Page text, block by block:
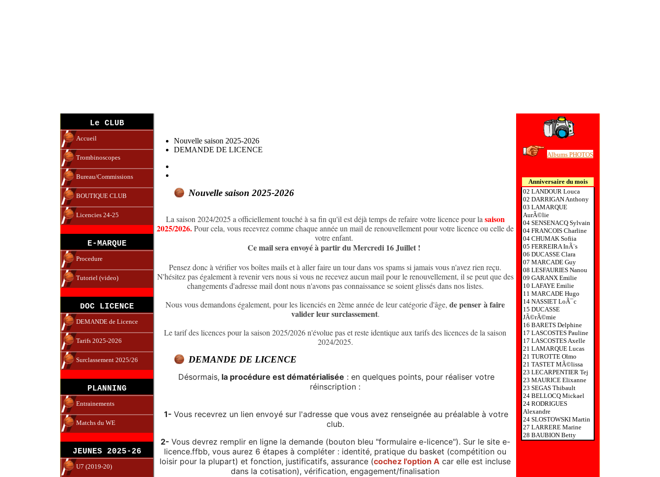
Le CLUB
Accueil
Trombinoscopes
Bureau/Commissions
BOUTIQUE CLUB
Licencies 24-25
E-MARQUE
Procedure
Tutoriel (video)
DOC LICENCE
DEMANDE de Licence
Tarifs 2025-2026
Surclassement 2025/26
PLANNING
Entrainements
Matchs du WE
JEUNES 2025-26
U7 (2019-20)
Nouvelle saison 2025-2026
DEMANDE DE LICENCE
Nouvelle saison 2025-2026
La saison 2024/2025 a officiellement touché à sa fin qu'il est déjà temps de refaire votre licence pour lasaison
2025/2026.Pour cela, vous recevrez comme chaque année un mail de renouvellement pour votre licence ou celle de
votre enfant.
Ce mail sera envoyé à partir du Mercredi 16 Juillet !
Pensez donc à vérifier vos boîtes mails et à aller faire un tour dans vos spams si jamais vous n'avez rien reçu.
N'hésitez pas également à revenir vers nous si vous ne recevez aucun mail pour le renouvellement, il se peut que des
changements d'adresse mail dont nous n'avons pas connaissance se soient glissés dans nos listes.
Nous vous demandons également, pour les licenciés en 2ème année de leur catégorie d'âge, de penser à faire
valider leur surclassement.
Le tarif des licences pour la saison 2025/2026 n'évolue pas et reste identique aux tarifs des licences de la saison
2024/2025.
DEMANDE DE LICENCE
Désormais, la procédure est dématérialisée : en quelques points, pour réaliser votre
réinscription :
1- Vous recevrez un lien envoyé sur l'adresse que vous avez renseignée au préalable à votre
club.
2- Vous devrez remplir en ligne la demande (bouton bleu "formulaire e-licence"). Sur le site e-
licence.ffbb, vous aurez 6 étapes à compléter : identité, pratique du basket (compétition ou
loisir pour la plupart) et fonction, justificatifs, assurance (cochez l'option A car elle est incluse
dans la cotisation), vérification, engagement/finalisation
Albums PHOTOS
Anniversaire du mois
02 LANDOUR Louca
02 DARRIGAN Anthony
03 LAMARQUE
AurÃ©lie
04 SENSENACQ Sylvain
04 FRANCOIS Charline
04 CHUMAK Sofiia
05 FERREIRA InÃ¨s
06 DUCASSE Clara
07 MARCADE Guy
08 LESFAURIES Nanou
09 GARANX Emilie
10 LAFAYE Emilie
11 MARCADE Hugo
14 NASSIET LoÃ¯c
15 DUCASSE
JÃ©rÃ©mie
16 BARETS Delphine
17 LASCOSTES Pauline
17 LASCOSTES Axelle
21 LAMARQUE Lucas
21 TUROTTE Olmo
21 TASTET MÃ©lissa
23 LECARPENTIER Tej
23 MAURICE Elixanne
23 SEGAS Thibault
24 BELLOCQ Mickael
24 RODRIGUES
Alexandre
24 SLOSTOWSKI Martin
27 LARRERE Marine
28 BAUBION Betty